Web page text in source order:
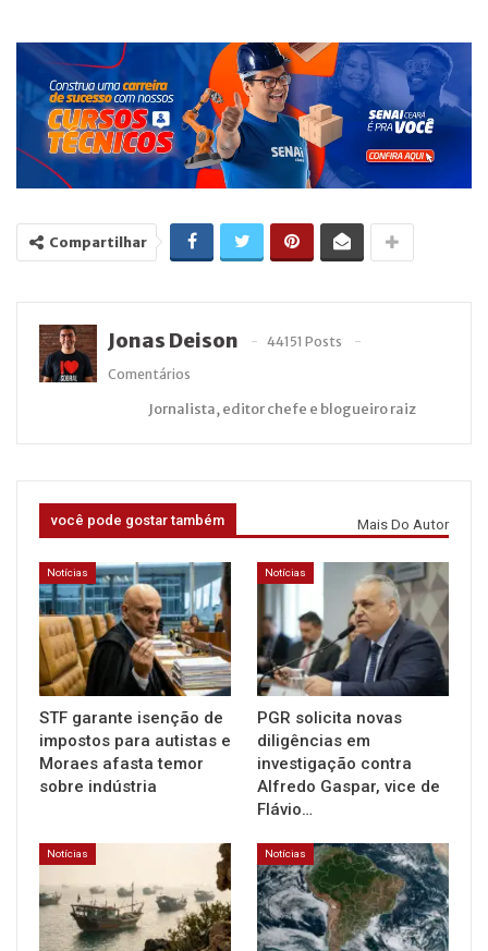
Compartilhar
Jonas Deison
44151 Posts
Comentários
Jornalista, editor chefe e blogueiro raiz
você pode gostar também Mais Do Autor
Notícias
STF garante isenção de
impostos para autistas e
Moraes afasta temor
sobre indústria
Notícias
PGR solicita novas
diligências em
investigação contra
Alfredo Gaspar, vice de
Flávio…
Notícias Notícias